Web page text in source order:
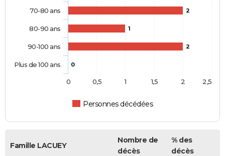
2
1
2
0
Personnes décédées
70-80 ans
80-90 ans
90-100 ans
Plus de 100 ans
0 0,5 1 1,5 2 2,5
Famille LACUEY
Nombre de
décès
% des
décès